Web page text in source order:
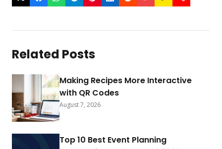
Related Posts
Making Recipes More Interactive
with QR Codes
August 7, 2026
Top 10 Best Event Planning